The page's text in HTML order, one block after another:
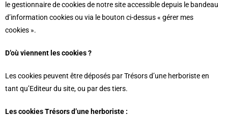
le gestionnaire de cookies de notre site accessible depuis le bandeau
d’information cookies ou via le bouton ci-dessus « gérer mes
cookies ».
D’où viennent les cookies ?
Les cookies peuvent être déposés par Trésors d’une herboriste en
tant qu’Editeur du site, ou par des tiers.
Les cookies Trésors d’une herboriste :